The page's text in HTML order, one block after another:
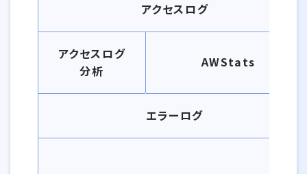
アクセスログ
アクセスログ
分析
AWStats
エラーログ